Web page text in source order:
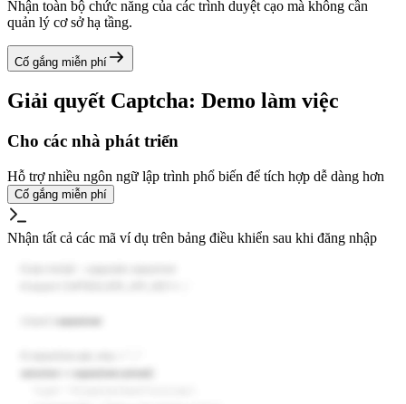
Nhận toàn bộ chức năng của các trình duyệt cạo mà không cần
quản lý cơ sở hạ tầng.
Cố gắng miễn phí
Giải quyết Captcha: Demo làm việc
Cho các nhà phát triển
Hỗ trợ nhiều ngôn ngữ lập trình phổ biến để tích hợp dễ dàng hơn
Cố gắng miễn phí
Nhận tất cả các mã ví dụ trên bảng điều khiển sau khi đăng nhập